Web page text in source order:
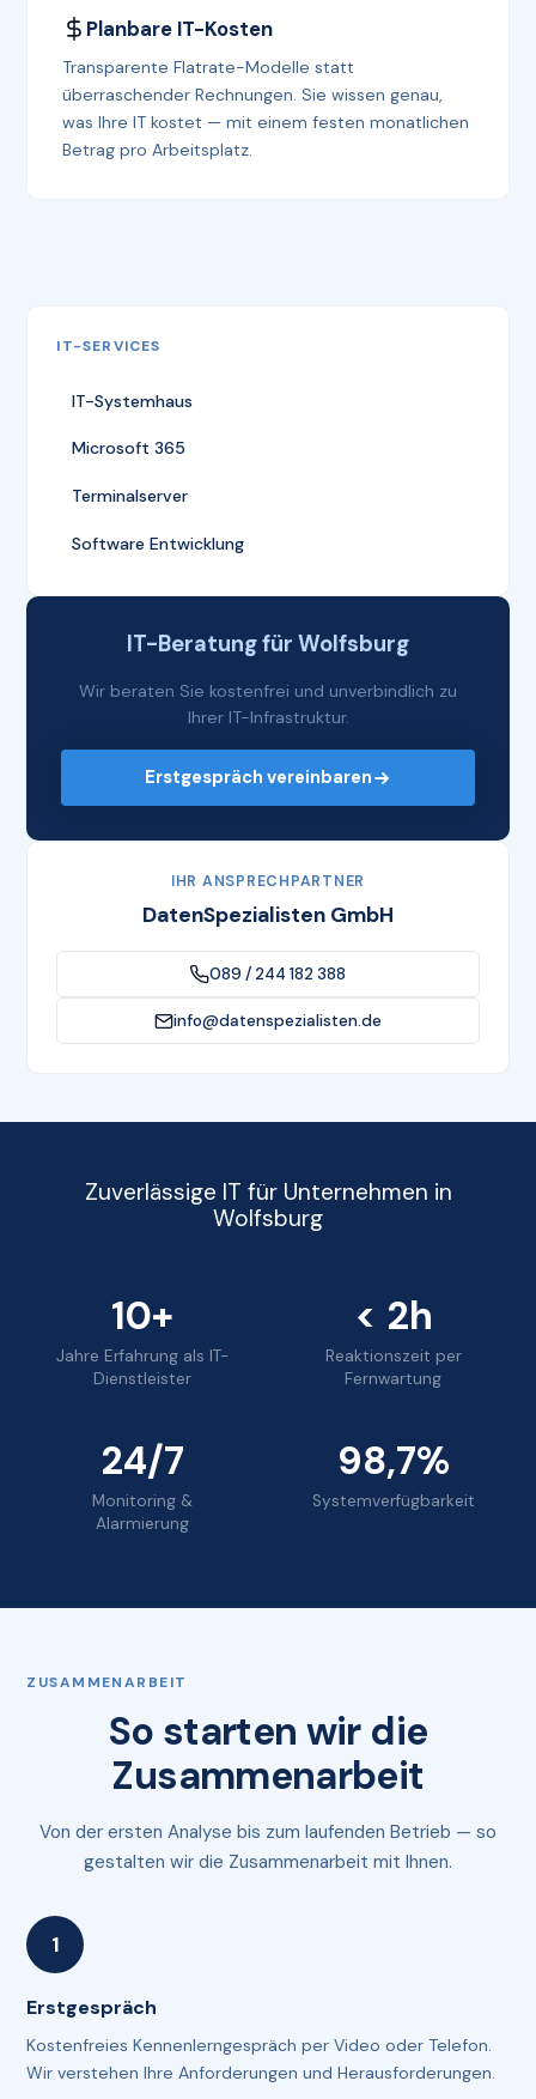
Planbare IT-Kosten
Transparente Flatrate-Modelle statt
überraschender Rechnungen. Sie wissen genau,
was Ihre IT kostet — mit einem festen monatlichen
Betrag pro Arbeitsplatz.
IT-SERVICES
IT-Systemhaus
Microsoft 365
Terminalserver
Software Entwicklung
IT-Beratung für Wolfsburg
Wir beraten Sie kostenfrei und unverbindlich zu
Ihrer IT-Infrastruktur.
Erstgespräch vereinbaren
IHR ANSPRECHPARTNER
DatenSpezialisten GmbH
089 / 244 182 388
info@datenspezialisten.de
Zuverlässige IT für Unternehmen in
Wolfsburg
10+
Jahre Erfahrung als IT-
Dienstleister
< 2h
Reaktionszeit per
Fernwartung
24/7
Monitoring &
Alarmierung
98,7%
Systemverfügbarkeit
ZUSAMMENARBEIT
So starten wir die
Zusammenarbeit
Von der ersten Analyse bis zum laufenden Betrieb — so
gestalten wir die Zusammenarbeit mit Ihnen.
Erstgespräch
Kostenfreies Kennenlerngespräch per Video oder Telefon.
Wir verstehen Ihre Anforderungen und Herausforderungen.